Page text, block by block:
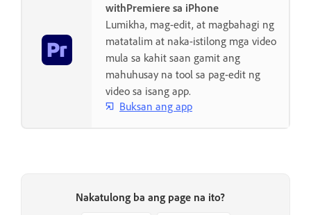
withPremiere sa iPhone
Lumikha, mag-edit, at magbahagi ng
matatalim at naka-istilong mga video
mula sa kahit saan gamit ang
mahuhusay na tool sa pag-edit ng
video sa isang app.
Buksan ang app
Nakatulong ba ang page na ito?